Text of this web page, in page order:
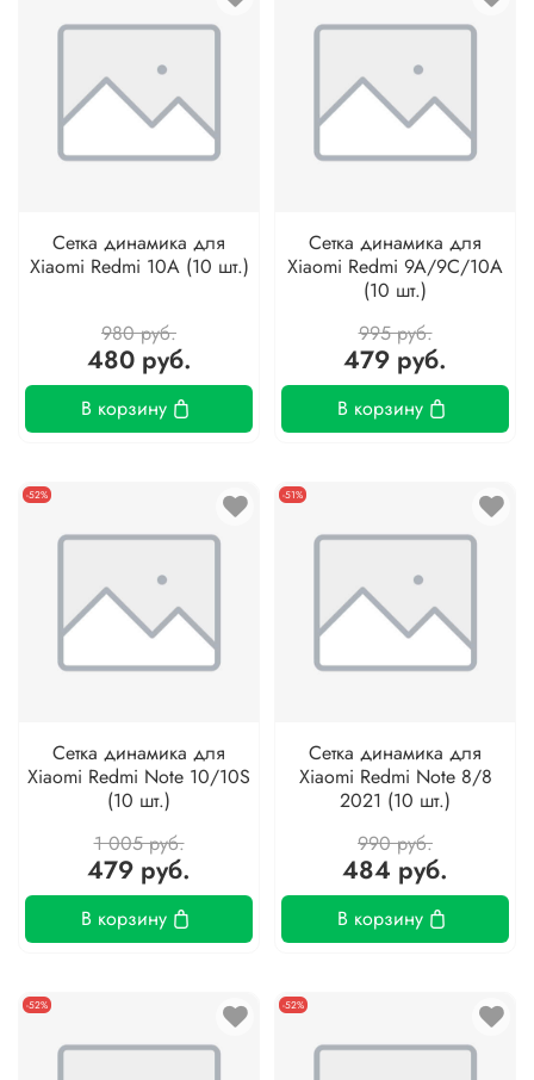
Сетка динамика для
Xiaomi Redmi 10A (10 шт.)
980 руб.
480 руб.
В корзину
Сетка динамика для
Xiaomi Redmi 9A/9C/10A
(10 шт.)
995 руб.
479 руб.
В корзину
-52%
Сетка динамика для
Xiaomi Redmi Note 10/10S
(10 шт.)
1 005 руб.
479 руб.
В корзину
-51%
Сетка динамика для
Xiaomi Redmi Note 8/8
2021 (10 шт.)
990 руб.
484 руб.
В корзину
-52% -52%